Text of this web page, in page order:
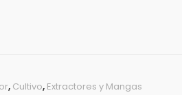
, Cultivo, Extractores y Mangas